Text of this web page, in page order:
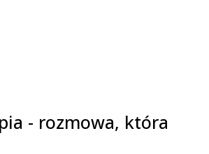
- rozmowa, która